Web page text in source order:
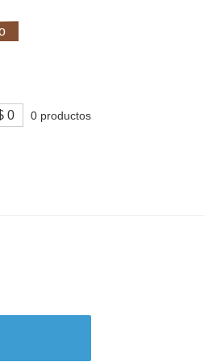
0 0 productos